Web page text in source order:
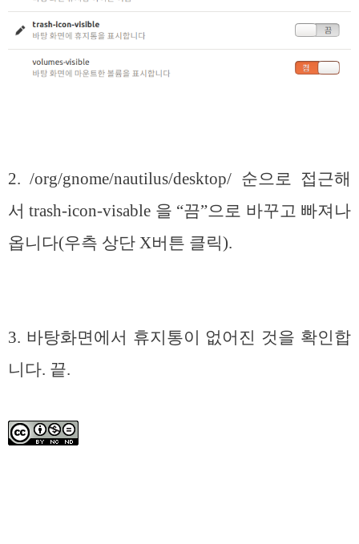
2. /org/gnome/nautilus/desktop/ 순으로 접근해
서 trash-icon-visable 을 “끔”으로 바꾸고 빠져나
옵니다(우측 상단 X버튼 클릭).
3. 바탕화면에서 휴지통이 없어진 것을 확인합
니다. 끝.